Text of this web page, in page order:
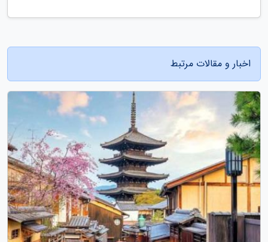
اخبار و مقالات مرتبط